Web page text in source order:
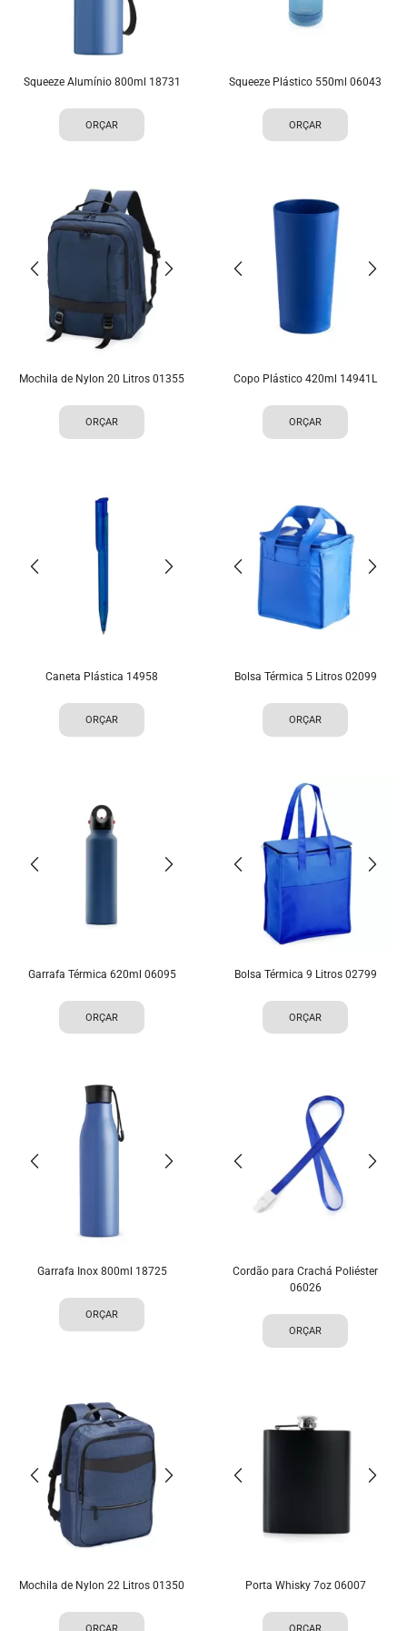
Squeeze Alumínio 800ml 18731
ORÇAR
Squeeze Plástico 550ml 06043
ORÇAR
Mochila de Nylon 20 Litros 01355
ORÇAR
Copo Plástico 420ml 14941L
ORÇAR
Caneta Plástica 14958
ORÇAR
Bolsa Térmica 5 Litros 02099
ORÇAR
Garrafa Térmica 620ml 06095
ORÇAR
Bolsa Térmica 9 Litros 02799
ORÇAR
Garrafa Inox 800ml 18725
ORÇAR
Cordão para Crachá Poliéster
06026
ORÇAR
Mochila de Nylon 22 Litros 01350
ORÇAR
Porta Whisky 7oz 06007
ORÇAR